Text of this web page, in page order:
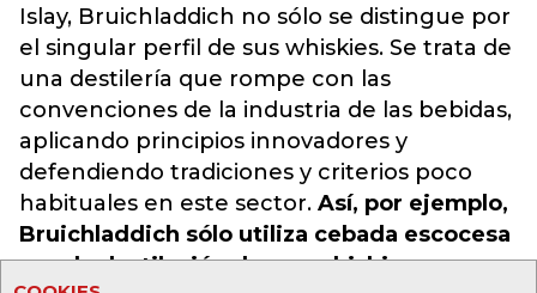
Islay, Bruichladdich no sólo se distingue por
el singular perfil de sus whiskies. Se trata de
una destilería que rompe con las
convenciones de la industria de las bebidas,
aplicando principios innovadores y
defendiendo tradiciones y criterios poco
habituales en este sector. Así, por ejemplo,
Bruichladdich sólo utiliza cebada escocesa
para la destilación de sus whiskies,